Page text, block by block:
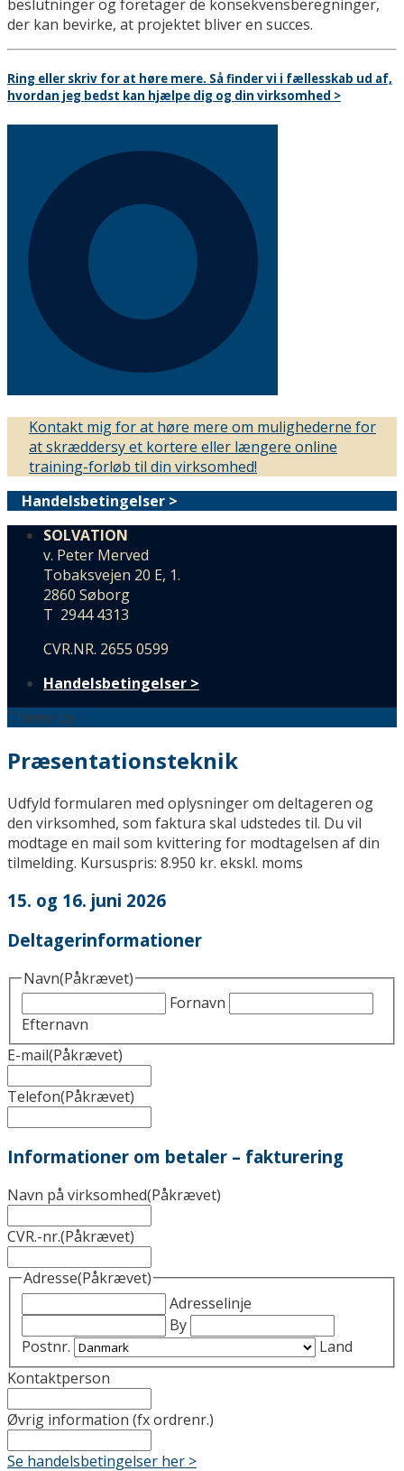
beslutninger og foretager de konsekvensberegninger,
der kan bevirke, at projektet bliver en succes.
Ring eller skriv for at høre mere. Så finder vi i fællesskab ud af,
hvordan jeg bedst kan hjælpe dig og din virksomhed >
Kontakt mig for at høre mere om mulighederne for
at skræddersy et kortere eller længere online
training-forløb til din virksomhed!
Handelsbetingelser >
SOLVATION
v. Peter Merved
Tobaksvejen 20 E, 1.
2860 Søborg
T 2944 4313
CVR.NR. 2655 0599
Handelsbetingelser >
Theme by
Præsentationsteknik
Udfyld formularen med oplysninger om deltageren og
den virksomhed, som faktura skal udstedes til. Du vil
modtage en mail som kvittering for modtagelsen af din
tilmelding. Kursuspris: 8.950 kr. ekskl. moms
15. og 16. juni 2026
Deltagerinformationer
Navn(Påkrævet)
Fornavn
Efternavn
E-mail(Påkrævet)
Telefon(Påkrævet)
Informationer om betaler – fakturering
Navn på virksomhed(Påkrævet)
CVR.-nr.(Påkrævet)
Adresse(Påkrævet)
Adresselinje
By
Postnr.
Land
Kontaktperson
Øvrig information (fx ordrenr.)
Se handelsbetingelser her >